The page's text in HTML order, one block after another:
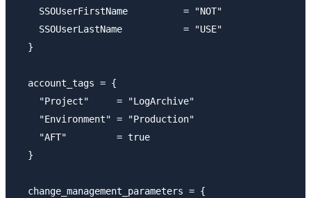
    SSOUserFirstName          = "NOT"
    SSOUserLastName           = "USE"
  }
  account_tags = {
    "Project"     = "LogArchive"
    "Environment" = "Production"
    "AFT"         = true
  }
  change_management_parameters = {